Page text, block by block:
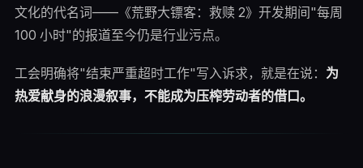
文化的代名词——《荒野大镖客：救赎 2》开发期间"每周
100 小时"的报道至今仍是行业污点。
工会明确将"结束严重超时工作"写入诉求，就是在说： 为
热爱献身的浪漫叙事，不能成为压榨劳动者的借口。